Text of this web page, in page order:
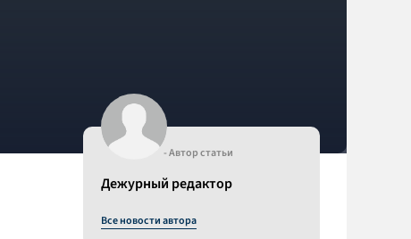
- Автор статьи
Дежурный редактор
Все новости автора